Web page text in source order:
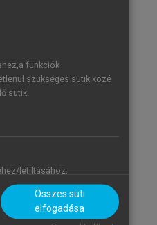
funkciók
szükséges sütik közé
sütik.
letiltásához.
Összes süti
elfogadása